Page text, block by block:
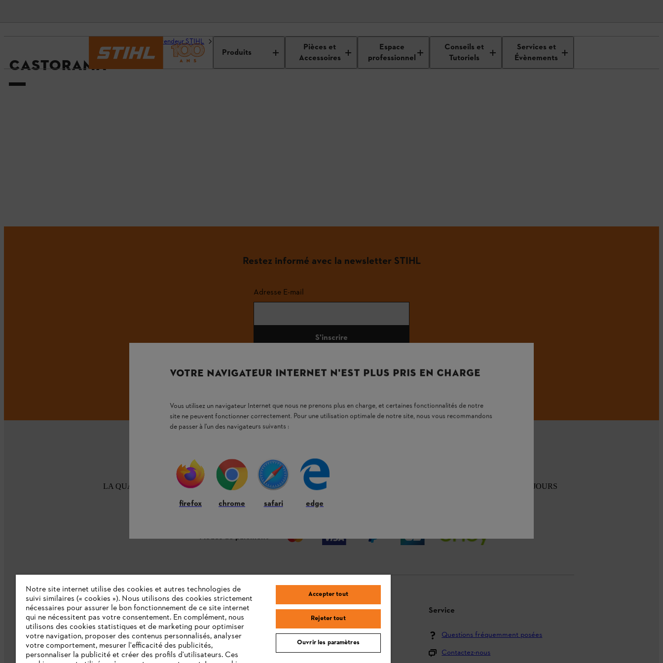
Produits
Pièces et
Accessoires
Espace
professionnel
Conseils et
Tutoriels
Services et
Évènements
Trouvez un revendeur STIHL
CASTORAMA
Restez informé avec la newsletter STIHL
Adresse E-mail
S'inscrire
LA QUALITÉ STIHL DEPUIS 100 ANS
LIVRAISON À DOMICILE OU CHEZ
RETOUR GRATUIT SOUS 30 JOURS
Modes de paiement
L'Entreprise
Collections STIHL
Qui sommes-nous ?
Questions / Réponses
Moyens de paiement
Livraison
Service
Questions fréquemment posées
Contactez-nous
VOTRE NAVIGATEUR INTERNET N'EST PLUS PRIS EN CHARGE
Vous utilisez un navigateur Internet que nous ne prenons plus en charge, et certaines fonctionnalités de notre
site ne peuvent fonctionner correctement. Pour une utilisation optimale de notre site, nous vous recommandons
de passer à l'un des navigateurs suivants :
firefox chrome safari edge
Notre site internet utilise des cookies et autres technologies de
suivi similaires (« cookies »). Nous utilisons des cookies strictement
nécessaires pour assurer le bon fonctionnement de ce site internet
qui ne nécessitent pas votre consentement. En complément, nous
utilisons des cookies statistiques et de marketing pour optimiser
votre navigation, proposer des contenus personnalisés, analyser
votre comportement, mesurer l'efficacité des publicités,
personnaliser la publicité et créer des profils d'utilisateurs. Ces
Accepter tout
Rejeter tout
Ouvrir les paramètres